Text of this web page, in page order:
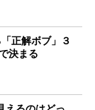
正解ボブ」３
決まる